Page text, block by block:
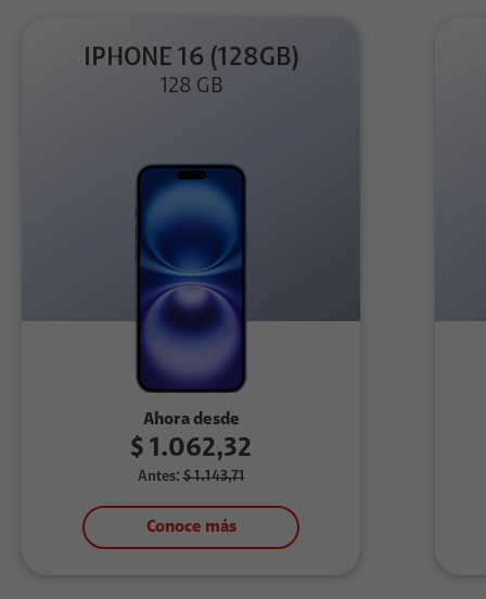
IPHONE 16 (128GB)
128 GB
Ahora desde
$ 1.062,32
Antes:$ 1.143,71
Conoce más